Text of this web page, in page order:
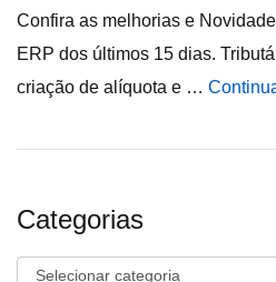
Confira as melhorias e
ERP dos últimos 15 dias.
criação de alíquota e …
Categorias
Categorias